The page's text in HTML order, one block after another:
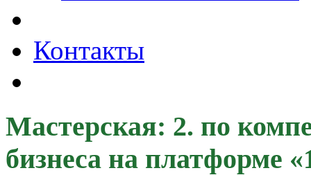
Контакты
Мастерская: 2. по
бизнеса на платформе